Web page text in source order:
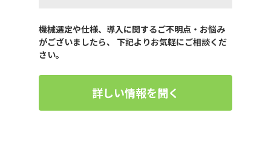
機械選定や仕様、導入に関するご不明点・お悩み
がございましたら、 下記よりお気軽にご相談くだ
さい。
詳しい情報を聞く